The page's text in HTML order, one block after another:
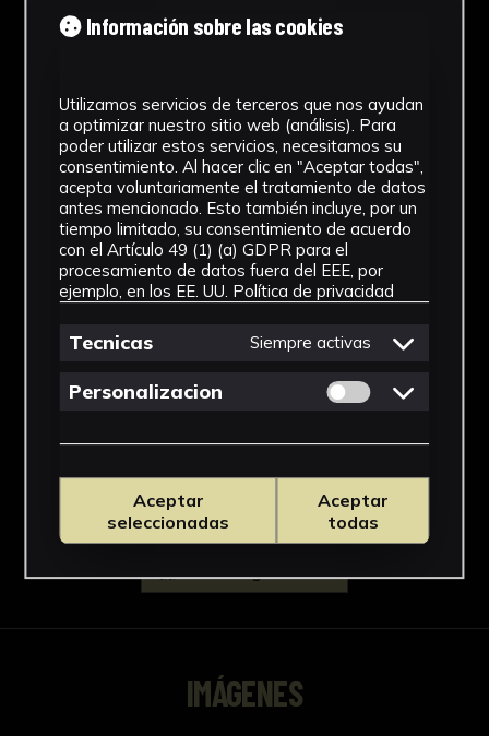
Tipología
Cronología
SF
Materiales
Vidrio
Ubicación
Facultad de Farmacia
Ver más
Descargar Ficha
IMÁGENES
Información sobre las cookies
Utilizamos servicios de terceros que nos ayudan
a optimizar nuestro sitio web (análisis). Para
poder utilizar estos servicios, necesitamos su
consentimiento. Al hacer clic en "Aceptar todas",
acepta voluntariamente el tratamiento de datos
antes mencionado. Esto también incluye, por un
tiempo limitado, su consentimiento de acuerdo
con el Artículo 49 (1) (a) GDPR para el
procesamiento de datos fuera del EEE, por
ejemplo, en los EE. UU. Política de privacidad
Tecnicas Siempre activas
Personalizacion Permitir cookies
Aceptar
seleccionadas
Aceptar
todas